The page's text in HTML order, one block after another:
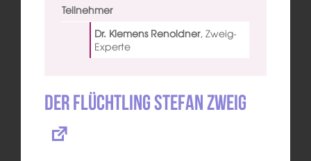
Teilnehmer
Dr. Klemens Renoldner, Zweig-
Experte
Der FlüchtlingStefan Zweig